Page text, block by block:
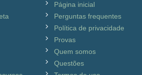
Página inicial
Perguntas frequentes
Política de privacidade
Provas
Quem somos
Questões